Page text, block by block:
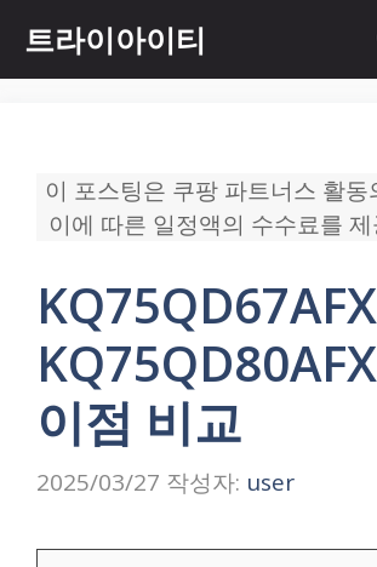
츠
트라이아이티
이 포스팅은 쿠팡 파트너스 활
이에 따른 일정액의 수수료를
이점 비교
2025/03/27 작성자: user